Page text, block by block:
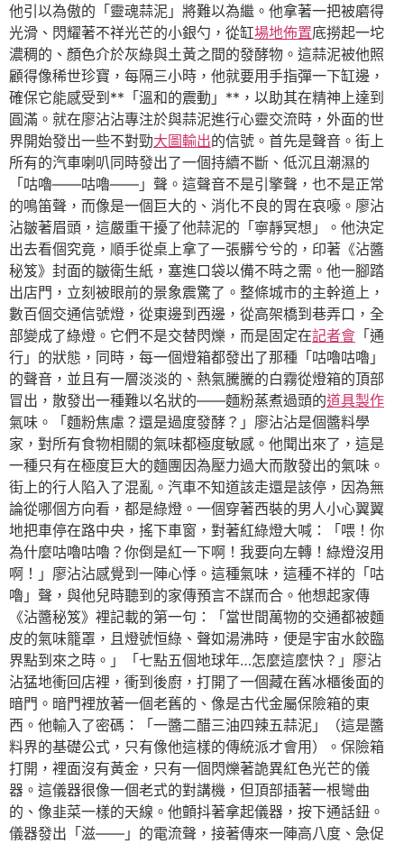
他引以為傲的「靈魂蒜泥」將難以為繼。他拿著一把被磨得
光滑、閃耀著不祥光芒的小銀勺，從缸場地佈置底撈起一坨
濃稠的、顏色介於灰綠與土黃之間的發酵物。這蒜泥被他照
顧得像稀世珍寶，每隔三小時，他就要用手指彈一下缸邊，
確保它能感受到**「溫和的震動」**，以助其在精神上達到
圓滿。就在廖沾沾專注於與蒜泥進行心靈交流時，外面的世
界開始發出一些不對勁大圖輸出的信號。首先是聲音。街上
所有的汽車喇叭同時發出了一個持續不斷、低沉且潮濕的
「咕嚕——咕嚕——」聲。這聲音不是引擎聲，也不是正常
的鳴笛聲，而像是一個巨大的、消化不良的胃在哀嚎。廖沾
沾皺著眉頭，這嚴重干擾了他蒜泥的「寧靜冥想」。他決定
出去看個究竟，順手從桌上拿了一張髒兮兮的，印著《沾醬
秘笈》封面的皺衛生紙，塞進口袋以備不時之需。他一腳踏
出店門，立刻被眼前的景象震驚了。整條城市的主幹道上，
數百個交通信號燈，從東邊到西邊，從高架橋到巷弄口，全
部變成了綠燈。它們不是交替閃爍，而是固定在記者會 「通
行」的狀態，同時，每一個燈箱都發出了那種「咕嚕咕嚕」
的聲音，並且有一層淡淡的、熱氣騰騰的白霧從燈箱的頂部
冒出，散發出一種難以名狀的——麵粉蒸煮過頭的道具製作
氣味。「麵粉焦慮？還是過度發酵？」廖沾沾是個醬料學
家，對所有食物相關的氣味都極度敏感。他聞出來了，這是
一種只有在極度巨大的麵團因為壓力過大而散發出的氣味。
街上的行人陷入了混亂。汽車不知道該走還是該停，因為無
論從哪個方向看，都是綠燈。一個穿著西裝的男人小心翼翼
地把車停在路中央，搖下車窗，對著紅綠燈大喊：「喂！你
為什麼咕嚕咕嚕？你倒是紅一下啊！我要向左轉！綠燈沒用
啊！」廖沾沾感覺到一陣心悸。這種氣味，這種不祥的「咕
嚕」聲，與他兒時聽到的家傳預言不謀而合。他想起家傳
《沾醬秘笈》裡記載的第一句：「當世間萬物的交通都被麵
皮的氣味籠罩，且燈號恒綠、聲如湯沸時，便是宇宙水餃臨
界點到來之時。」「七點五個地球年…怎麼這麼快？」廖沾
沾猛地衝回店裡，衝到後廚，打開了一個藏在舊冰櫃後面的
暗門。暗門裡放著一個老舊的、像是古代金屬保險箱的東
西。他輸入了密碼：「一醬二醋三油四辣五蒜泥」（這是醬
料界的基礎公式，只有像他這樣的傳統派才會用）。保險箱
打開，裡面沒有黃金，只有一個閃爍著詭異紅色光芒的儀
器。這儀器很像一個老式的對講機，但頂部插著一根彎曲
的、像韭菜一樣的天線。他顫抖著拿起儀器，按下通話鈕。
儀器發出「滋——」的電流聲，接著傳來一陣高八度、急促